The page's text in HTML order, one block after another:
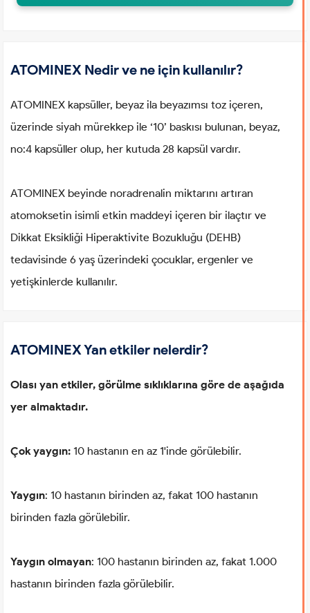
ATOMINEX Nedir ve ne için kullanılır?
ATOMINEX kapsüller, beyaz ila beyazımsı toz içeren,
üzerinde siyah mürekkep ile ‘10’ baskısı bulunan, beyaz,
no:4 kapsüller olup, her kutuda 28 kapsül vardır.
ATOMINEX beyinde noradrenalin miktarını artıran
atomoksetin isimli etkin maddeyi içeren bir ilaçtır ve
Dikkat Eksikliği Hiperaktivite Bozukluğu (DEHB)
tedavisinde 6 yaş üzerindeki çocuklar, ergenler ve
yetişkinlerde kullanılır.
ATOMINEX Yan etkiler nelerdir?
Olası yan etkiler, görülme sıklıklarına göre de aşağıda
yer almaktadır.
Çok yaygın: 10 hastanın en az 1'inde görülebilir.
Yaygın: 10 hastanın birinden az, fakat 100 hastanın
birinden fazla görülebilir.
Yaygın olmayan: 100 hastanın birinden az, fakat 1.000
hastanın birinden fazla görülebilir.